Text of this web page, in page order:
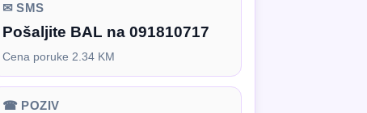
✉ SMS
Pošaljite BAL na 091810717
Cena poruke 2.34 KM
☎ POZIV